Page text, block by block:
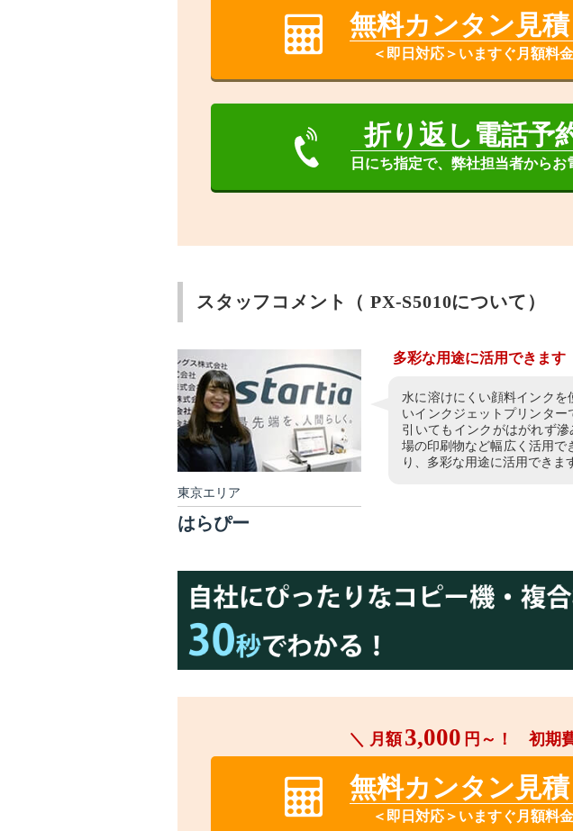
無料カンタン見積
＜即日対応＞いますぐ月額料
折り返し電話予
日にち指定で、弊社担当者からお
スタッフコメント（ PX-S5010について）
東京エリア
はらぴー
多彩な用途に活用できます
水に溶けにくい顔料インクを
いインクジェットプリンタ
引いてもインクがはがれず
場の印刷物など幅広く活用で
り、多彩な用途に活用できま
＼ 月額 3,000 円～！ 初期
無料カンタン見積
＜即日対応＞いますぐ月額料